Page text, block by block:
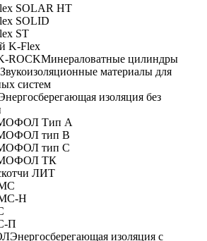
SOLAR HT
SOLID
ST
K-Flex
ROCKМинераловатные цилиндры
Звукоизоляционные материалы для
систем
изоляция без
Тип А
тип В
тип C
ТК
ЛИТ
Н
П
Энергосберегающая изоляция с